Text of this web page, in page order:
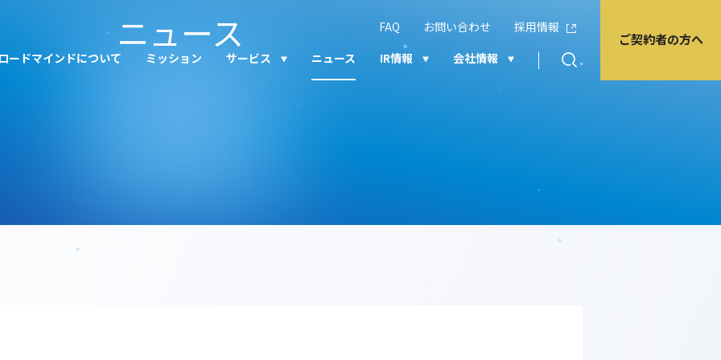
ードマインドについて ミッション サービス ニュース IR情報 会社情報
ご契約者の方へ
FAQ お問い合わせ 採用情報
ニュース